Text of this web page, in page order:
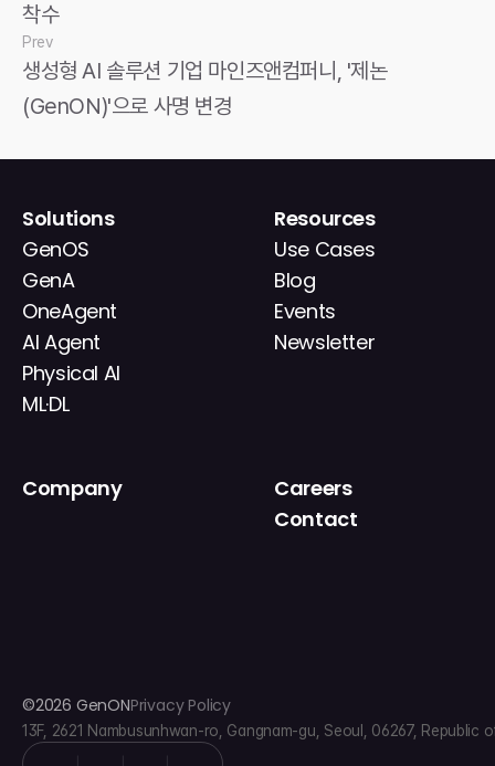
착수
Prev
생성형 AI 솔루션 기업 마인즈앤컴퍼니, '제논
(GenON)'으로 사명 변경
Solutions
GenOS
GenA
OneAgent
AI Agent
Physical AI
ML·DL
Resources
Use Cases
Blog
Events
Newsletter
Company
Careers
Contact
©2026 GenONPrivacy Policy
13F, 2621 Nambusunhwan-ro, Gangnam-gu, Seoul, 06267, Republic